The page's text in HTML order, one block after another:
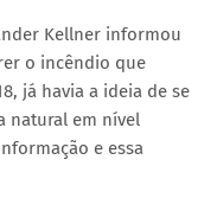
Kellner informou
o incêndio que
já havia a ideia de se
natural em nível
e essa